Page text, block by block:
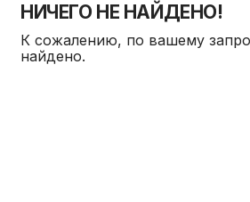
НИЧЕГО НЕ НАЙДЕНО!
К сожалению, по вашему
найдено.